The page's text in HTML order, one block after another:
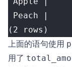
(2 rows)
上面的语句使用
用了